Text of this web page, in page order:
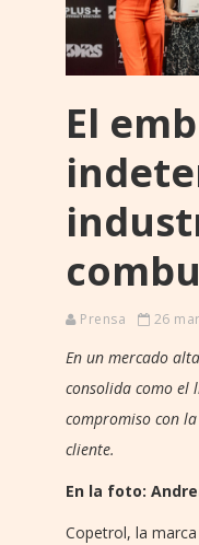
El
Prensa 26
En un mercado
consolida como el
compromiso con
cliente.
En la foto:
Copetrol, la